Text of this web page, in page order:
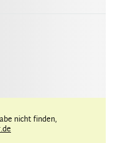
nicht finden,